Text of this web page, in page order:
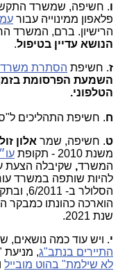
ו. חשיפה, שמשרד
פלאפון ממינוייה עבור
הרישיון. ברם, המשרד
הנושא עדיין בטיפול.
ז. חשיפת הסתרת משרד
השמעת הפרסומת
הטלפוני.
ח. חשיפת התהליכים
ט. חשיפה, שמר אלון
משנת
תקופת
המשרד, שקיבלה הצעת
להיות שותפה במשרד
הסלולר ב-
הוארכה כהונתו כמבקר
שנת
י. ויש עוד כמה נושאים,
התיירים בנתב"ג, מניעת
לא שילמת" בהוט מובייל